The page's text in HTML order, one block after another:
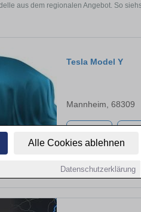
Alle Cookies ablehnen
Datenschutzerklärung
aus dem regionalen Angebot. So
Tesla Model Y
Mannheim, 68309